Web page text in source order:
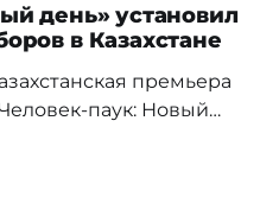
день» установил
в Казахстане
премьера
паук: Новый
рекорд